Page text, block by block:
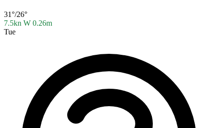
31°/26°
7.5kn W 0.26m
Tue